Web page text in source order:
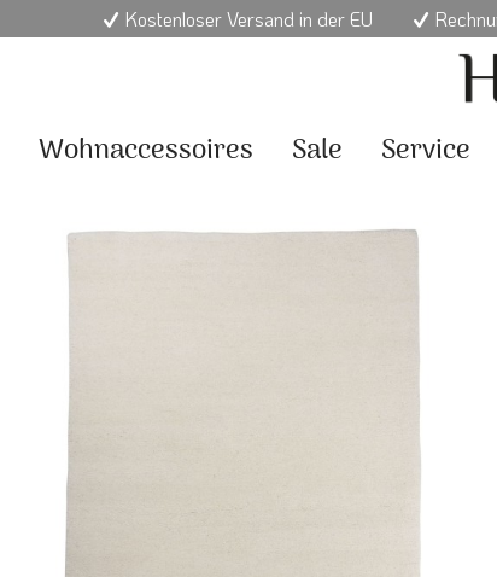
Kostenloser Versand in der EU
Wohnaccessoires Sale Service